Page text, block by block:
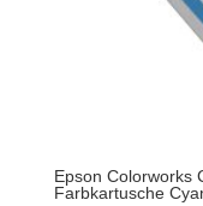
Epson Colorworks
Farbkartusche